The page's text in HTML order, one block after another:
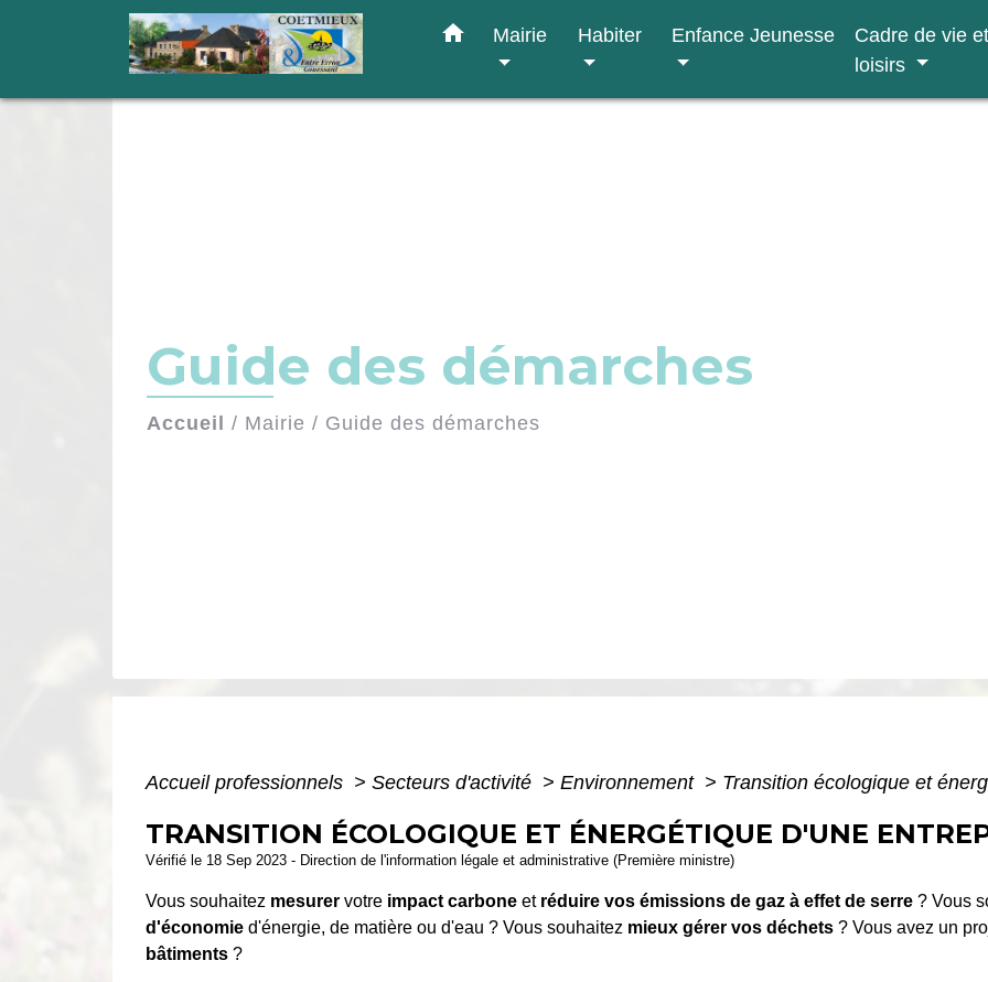
home Mairie Habiter Enfance Jeunesse
Cadre de vie et
loisirs
Guide des démarches
Accueil / Mairie / Guide des démarches
Accueil professionnels > Secteurs d'activité > Environnement > Transition écologique et
TRANSITION ÉCOLOGIQUE ET ÉNERGÉTIQUE D'UNE
Vérifié le 18 Sep 2023 - Direction de l'information légale et administrative (Première ministre)
Vous souhaitez mesurer votre impact carbone et réduire vos émissions de gaz à effet de serre ? Vous
d'économie d'énergie, de matière ou d'eau ? Vous souhaitez mieux gérer vos déchets ? Vous avez un
bâtiments ?